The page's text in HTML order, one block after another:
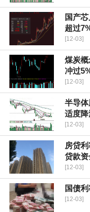
国产
超过
[12-03]
煤炭
冲过
[12-03]
半导
适度降
[12-03]
房贷
贷款资
[12-03]
国债
[12-03]